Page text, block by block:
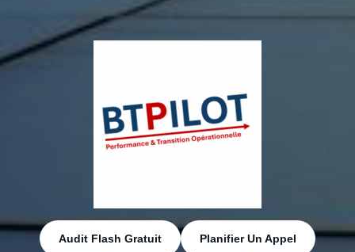
Audit Flash Gratuit Planifier Un Appel